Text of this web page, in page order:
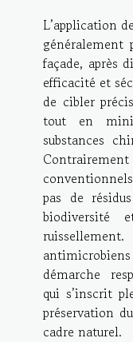
L’application
généralement
façade, après
efficacité et
de cibler
tout en
substances
pas de
biodiversité
démarche
qui s’inscrit
préservation
cadre naturel.